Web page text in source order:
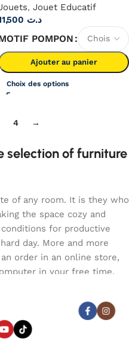
, Jouet Educatif
د.ت
POMPON
Ajouter au panier
Choix des options
4 →
selection of furniture
of any room. It is they who
the space cozy and
for productive
day. More and more
order in an online store,
in your free time,
has a large catalog of
are available.
modern form of art
Abonnez-vous :